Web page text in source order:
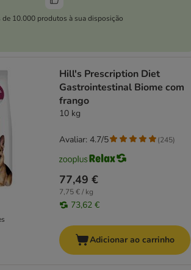
de 10.000 produtos à sua disposição
Hill's Prescription Diet
Gastrointestinal Biome com
frango
10 kg
77,49 €
7,75 € / kg
73,62 €
Avaliar: 4.7/5 (245)
Adicionar ao carrinho